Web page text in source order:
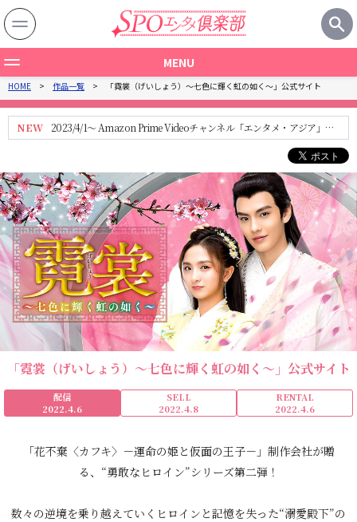
MENU
一覧
国から探す
記事
一覧
HOME 作品一覧 「霓裳（げいしょう）～七色に輝く虹の如く～」公式サイト
NEW
2023/4/1～ Amazon Prime Videoチャンネル「エンタメ・アジア」に
「霓裳（げいしょう）～七色に輝く虹の如く～」公式サイト
配信
2022.4.6
SELL
2022.4.8
RENTAL
2022.4.6
「花不棄〈カフキ〉－運命の姫と仮面の王子－」制作会社が贈
る、“勇敢なヒロイン”シリーズ第二弾！
数々の逆境を乗り越えていくヒロインと記憶を失った“溺愛殿下”の